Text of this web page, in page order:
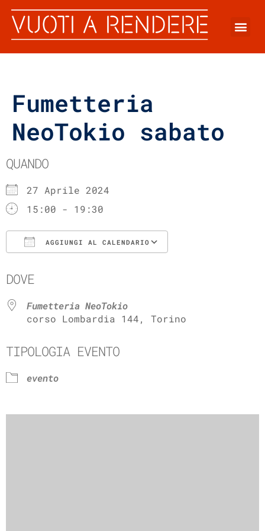
Fumetteria
NeoTokio sabato
QUANDO
27 Aprile 2024
15:00 - 19:30
AGGIUNGI AL CALENDARIO
DOVE
Fumetteria NeoTokio
corso Lombardia 144, Torino
TIPOLOGIA EVENTO
evento